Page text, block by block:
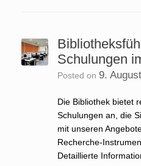
Schulungen
Posted on 9.
Die Bibliothek bietet
Schulungen an, die
mit unseren
Recherche-
Detaillierte